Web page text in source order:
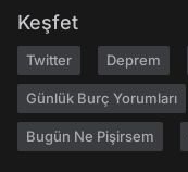
Keşfet
Twitter Deprem
Günlük Burç Yorumları
Bugün Ne Pişirsem